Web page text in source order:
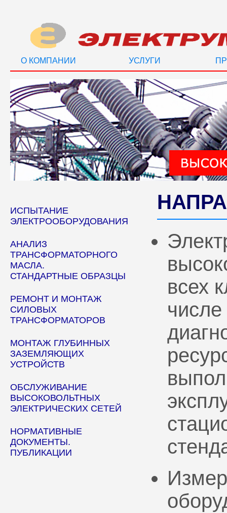
О КОМПАНИИ УСЛУГИ
ИСПЫТАНИЕ
ЭЛЕКТРООБОРУДОВАНИЯ
АНАЛИЗ
ТРАНСФОРМАТОРНОГО
МАСЛА.
СТАНДАРТНЫЕ ОБРАЗЦЫ
РЕМОНТ И МОНТАЖ
СИЛОВЫХ
ТРАНСФОРМАТОРОВ
МОНТАЖ ГЛУБИННЫХ
ЗАЗЕМЛЯЮЩИХ
УСТРОЙСТВ
ОБСЛУЖИВАНИЕ
ВЫСОКОВОЛЬТНЫХ
ЭЛЕКТРИЧЕСКИХ СЕТЕЙ
НОРМАТИВНЫЕ
ДОКУМЕНТЫ.
ПУБЛИКАЦИИ
всех